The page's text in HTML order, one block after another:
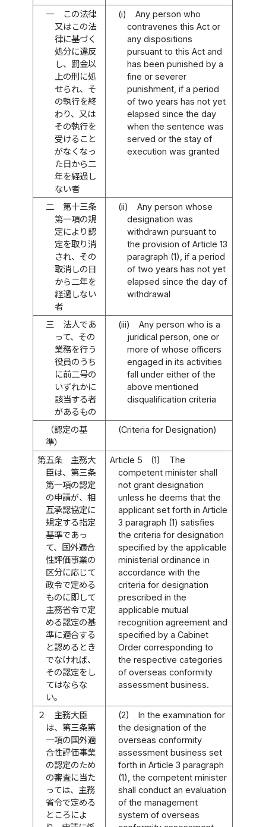
一
この法律
又はこの法
律に基づく
処分に違反
し、罰金以
上の刑に処
せられ、そ
の執行を終
わり、又は
その執行を
受けること
がなくなっ
た日から二
年を経過し
ない者
(i)
Any person who
contravenes this Act or
any dispositions
pursuant to this Act and
has been punished by a
fine or severer
punishment, if a period
of two years has not yet
elapsed since the day
when the sentence was
served or the stay of
execution was granted
二
第十三条
第一項の規
定により認
定を取り消
され、その
取消しの日
から二年を
経過しない
者
(ii)
Any person whose
designation was
withdrawn pursuant to
the provision of Article 13
paragraph (1), if a period
of two years has not yet
elapsed since the day of
withdrawal
三
法人であ
って、その
業務を行う
役員のうち
に前二号の
いずれかに
該当する者
があるもの
(iii)
Any person who is a
juridical person, one or
more of whose officers
engaged in its activities
fall under either of the
above mentioned
disqualification criteria
（認定の基
準）
(Criteria for Designation)
第五条
主務大
臣は、第三条
第一項の認定
の申請が、相
互承認協定に
規定する指定
基準であっ
て、国外適合
性評価事業の
区分に応じて
政令で定める
ものに即して
主務省令で定
める認定の基
準に適合する
と認めるとき
でなければ、
その認定をし
てはならな
い。
Article 5 (1)
The
competent minister shall
not grant designation
unless he deems that the
applicant set forth in Article
3 paragraph (1) satisfies
the criteria for designation
specified by the applicable
ministerial ordinance in
accordance with the
criteria for designation
prescribed in the
applicable mutual
recognition agreement and
specified by a Cabinet
Order corresponding to
the respective categories
of overseas conformity
assessment business.
２
主務大臣
は、第三条第
一項の国外適
合性評価事業
の認定のため
の審査に当た
っては、主務
省令で定める
ところによ
(2)
In the examination for
the designation of the
overseas conformity
assessment business set
forth in Article 3 paragraph
(1), the competent minister
shall conduct an evaluation
of the management
system of overseas